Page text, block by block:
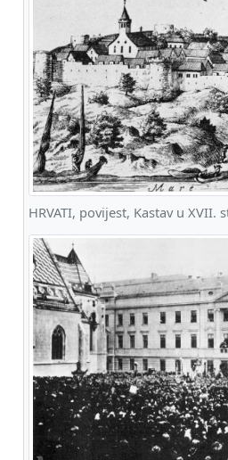
HRVATI, povijest, Kastav u XVII.